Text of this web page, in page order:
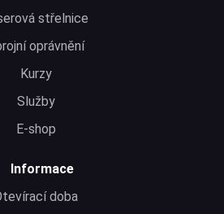
střelnice
oprávnění
Kurzy
Služby
E-shop
Informace
doba